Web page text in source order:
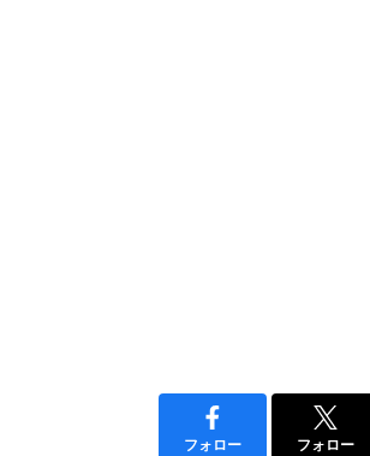
フォロー フォロー